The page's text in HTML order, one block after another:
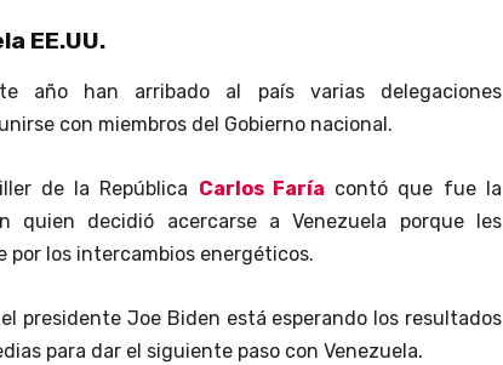
EE.UU.
año han arribado al país varias delegaciones
con miembros del Gobierno nacional.
de la República Carlos Faría contó que fue la
quien decidió acercarse a Venezuela porque les
por los intercambios energéticos.
presidente Joe Biden está esperando los resultados
para dar el siguiente paso con Venezuela.